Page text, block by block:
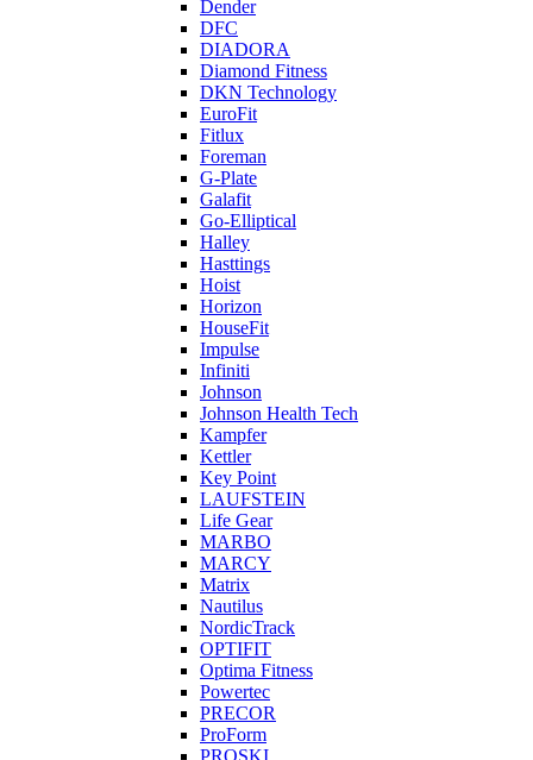
Dender
DFC
DIADORA
Diamond Fitness
DKN Technology
EuroFit
Fitlux
Foreman
G-Plate
Galafit
Go-Elliptical
Halley
Hasttings
Hoist
Horizon
HouseFit
Impulse
Infiniti
Johnson
Johnson Health Tech
Kampfer
Kettler
Key Point
LAUFSTEIN
Life Gear
MARBO
MARCY
Matrix
Nautilus
NordicTrack
OPTIFIT
Optima Fitness
Powertec
PRECOR
ProForm
PROSKI